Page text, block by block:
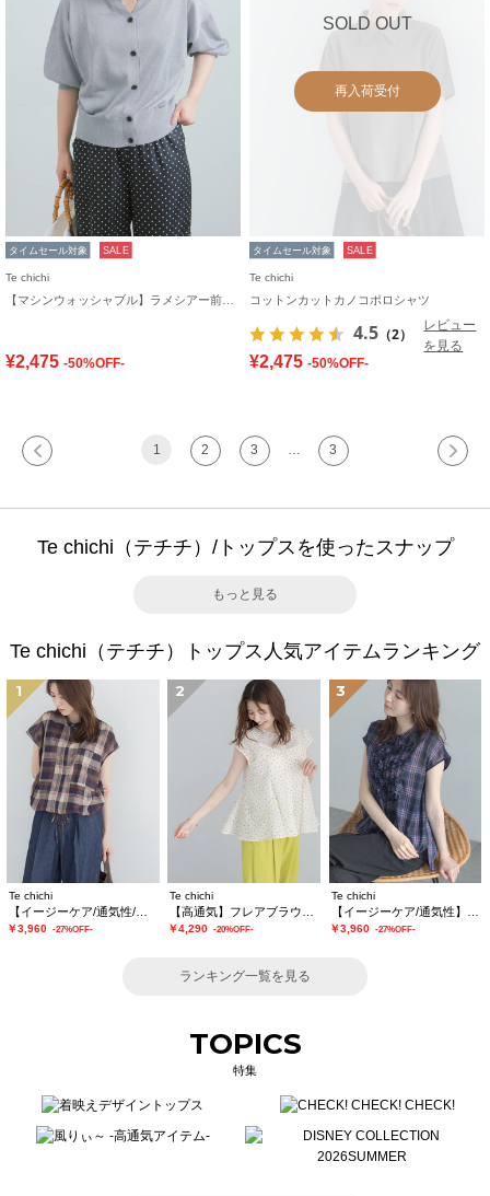
タイムセール対象 SALE
Te chichi
¥2,475 -50%OFF-
SOLD OUT
再入荷受付
タイムセール対象 SALE
Te chichi
コットンカットカノコポロシャツ
4.5 （2）
レビュー
を見る
¥2,475 -50%OFF-
1 2 3 3
Te chichi（テチチ）/トップスを使ったスナップ
もっと見る
Te chichi（テチチ）トップス人気アイテムランキング
1
Te chichi
￥3,960 -27%OFF-
2
Te chichi
￥4,290 -20%OFF-
3
Te chichi
￥3,960 -27%OFF-
ランキング一覧を見る
TOPICS
特集